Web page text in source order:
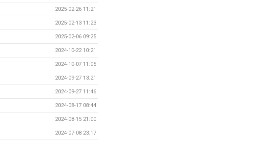
2025-02-26 11:21
2025-02-13 11:23
2025-02-06 09:25
2024-10-22 10:21
2024-10-07 11:05
2024-09-27 13:21
2024-09-27 11:46
2024-08-17 08:44
2024-08-15 21:00
2024-07-08 23:17